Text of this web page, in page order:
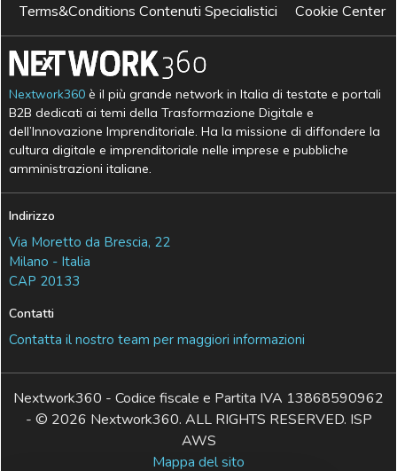
Terms&Conditions Contenuti Specialistici
Cookie Center
Nextwork360 è il più grande network in Italia di testate e portali
B2B dedicati ai temi della Trasformazione Digitale e
dell’Innovazione Imprenditoriale. Ha la missione di diffondere la
cultura digitale e imprenditoriale nelle imprese e pubbliche
amministrazioni italiane.
Indirizzo
Via Moretto da Brescia, 22
Milano - Italia
CAP 20133
Contatti
Contatta il nostro team per maggiori informazioni
Nextwork360 - Codice fiscale e Partita IVA 13868590962
- © 2026 Nextwork360. ALL RIGHTS RESERVED. ISP
AWS
Mappa del sito